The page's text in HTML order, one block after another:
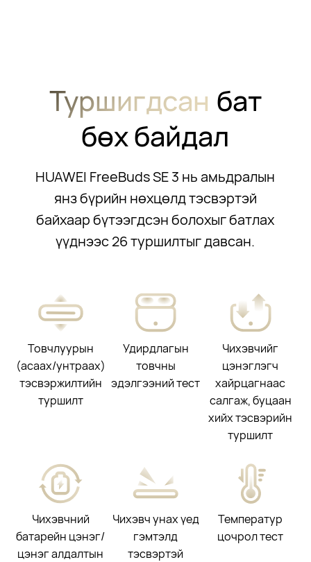
Туршигдсан бат
бөх байдал
HUAWEI FreeBuds SE 3 нь амьдралын
янз бүрийн нөхцөлд тэсвэртэй
байхаар бүтээгдсэн болохыг батлах
үүднээс 26 туршилтыг давсан.
Товчлуурын
(асаах/унтраах)
тэсвэржилтийн
туршилт
Удирдлагын
товчны
эдэлгээний тест
Чихэвчийг
цэнэглэгч
хайрцагнаас
салгаж, буцаан
хийх тэсвэрийн
туршилт
Чихэвчний
батарейн цэнэг/
цэнэг алдалтын
Чихэвч унах үед
гэмтэлд
тэсвэртэй
Температур
цочрол тест